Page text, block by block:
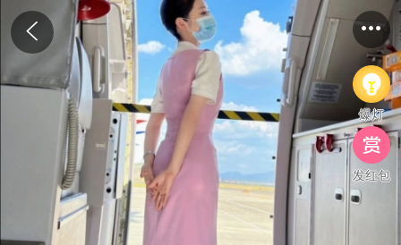
爆灯
发红包